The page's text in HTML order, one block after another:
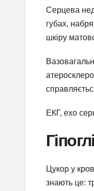
Серцева
губах,
шкіру
ЕКГ, ехо
Цукор у
знають це: